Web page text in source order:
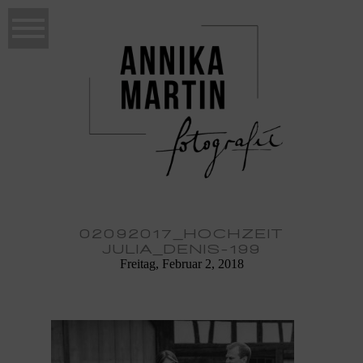
02092017_HOCHZEIT
JULIA_DENIS-199
Freitag, Februar 2, 2018